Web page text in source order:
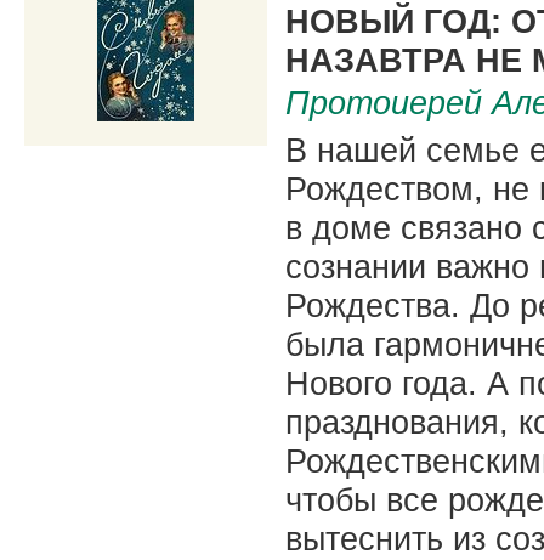
НОВЫЙ ГОД:
НАЗАВТРА НЕ
Протоиерей
В нашей семье
Рождеством, не
в доме связано
сознании важно
Рождества. До
была
Нового года. А
празднования,
чтобы все
вытеснить из